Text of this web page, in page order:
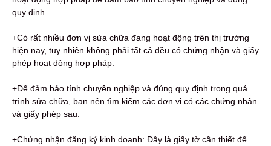
quy định.
+Có rất nhiều đơn vị sửa chữa đang hoạt động trên thị trường
hiện nay, tuy nhiên không phải tất cả đều có chứng nhận và giấy
phép hoạt động hợp pháp.
+Để đảm bảo tính chuyên nghiệp và đúng quy định trong quá
trình sửa chữa, bạn nên tìm kiếm các đơn vị có các chứng nhận
và giấy phép sau:
+Chứng nhận đăng ký kinh doanh: Đây là giấy tờ cần thiết để